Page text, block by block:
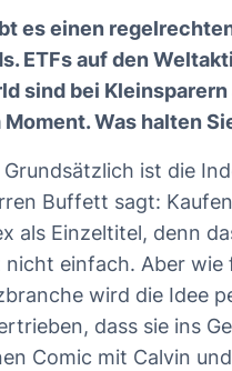
es einen
ETFs auf den
sind bei
Was halten
Grundsätzlich ist die
Buffett sagt:
als Einzeltitel, denn
nicht einfach. Aber wie
wird die Idee
dass sie ins
Comic mit Calvin